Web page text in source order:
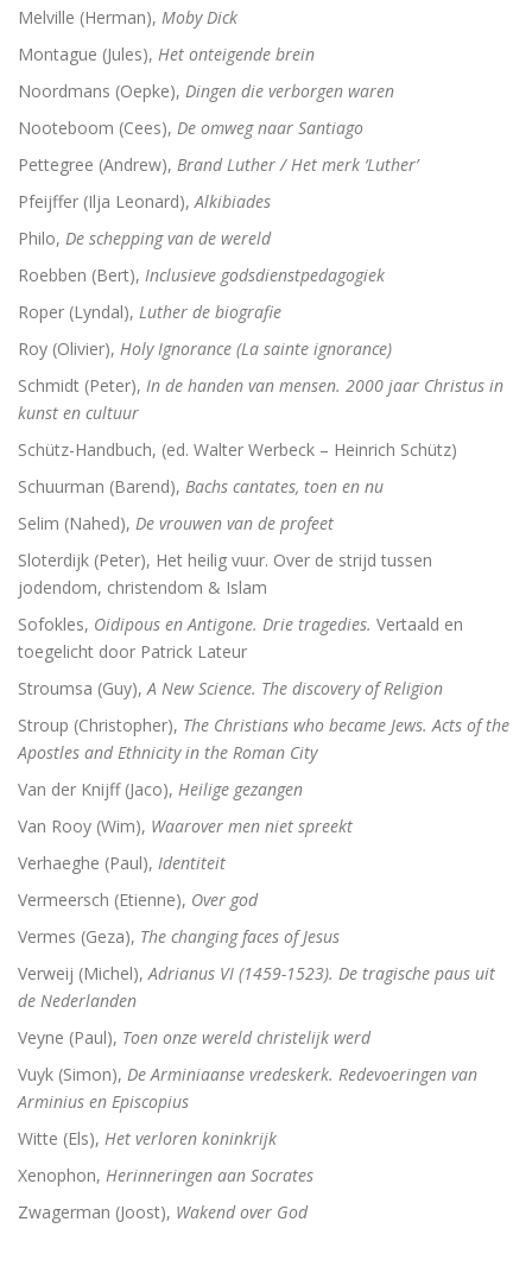
Melville (Herman), Moby Dick
Montague (Jules), Het onteigende brein
Noordmans (Oepke), Dingen die verborgen waren
Nooteboom (Cees), De omweg naar Santiago
Pettegree (Andrew), Brand Luther / Het merk ‘Luther’
Pfeijffer (Ilja Leonard),Alkibiades
Philo, De schepping van de wereld
Roebben (Bert), Inclusieve godsdienstpedagogiek
Roper (Lyndal), Luther de biografie
Roy (Olivier), Holy Ignorance (La sainte ignorance)
Schmidt (Peter), In de handen van mensen. 2000 jaar Christus in
kunst en cultuur
Schütz-Handbuch, (ed. Walter Werbeck – Heinrich Schütz)
Schuurman (Barend), Bachs cantates, toen en nu
Selim (Nahed), De vrouwen van de profeet
Sloterdijk (Peter), Het heilig vuur. Over de strijd tussen
jodendom, christendom & Islam
Sofokles, Oidipous en Antigone. Drie tragedies. Vertaald en
toegelicht door Patrick Lateur
Stroumsa (Guy),A New Science. The discovery of Religion
Stroup (Christopher), The Christians who became Jews. Acts of the
Apostles and Ethnicity in the Roman City
Van der Knijff (Jaco), Heilige gezangen
Van Rooy (Wim), Waarover men niet spreekt
Verhaeghe (Paul), Identiteit
Vermeersch (Etienne), Over god
Vermes (Geza), The changing faces of Jesus
Verweij (Michel),Adrianus VI (1459-1523). De tragische paus uit
de Nederlanden
Veyne (Paul), Toen onze wereld christelijk werd
Vuyk (Simon), De Arminiaanse vredeskerk. Redevoeringen van
Arminius en Episcopius
Witte (Els), Het verloren koninkrijk
Xenophon, Herinneringen aan Socrates
Zwagerman (Joost), Wakend over God